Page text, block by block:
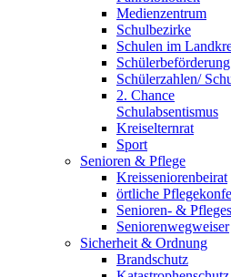
Medienzentrum
Schulbezirke
Schulen im
Schülerbeförderung
Schülerzahlen/
2. Chance
Schulabsentismus
Kreiselternrat
Sport
Senioren & Pflege
Kreisseniorenbeirat
örtliche
Senioren- &
Seniorenwegweiser
Sicherheit & Ordnung
Brandschutz